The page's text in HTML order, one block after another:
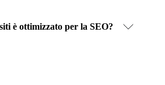
è ottimizzato per la SEO?